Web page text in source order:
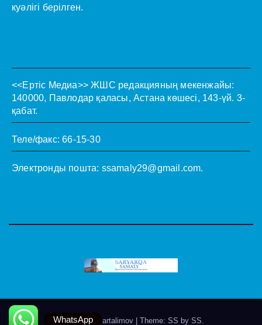
куәлігі берілген.
<<Ертіс Медиа>> ЖШС редакцияның мекенжайы:
140000, Павлодар қаласы, Астана көшесі, 143-үй. 3-
қабат.
Теле/факс: 66-15-30
Электронды пошта: ssamaly29@gmail.com.
Theme by @artalimov Theme: SS by SS.
WhatsApp